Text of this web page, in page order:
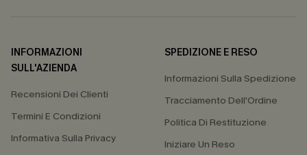
INFORMAZIONI
SULL'AZIENDA
Recensioni Dei Clienti
Termini E Condizioni
Informativa Sulla Privacy
SPEDIZIONE E RESO
Informazioni Sulla Spedizione
Tracciamento Dell'Ordine
Politica Di Restituzione
Iniziare Un Reso